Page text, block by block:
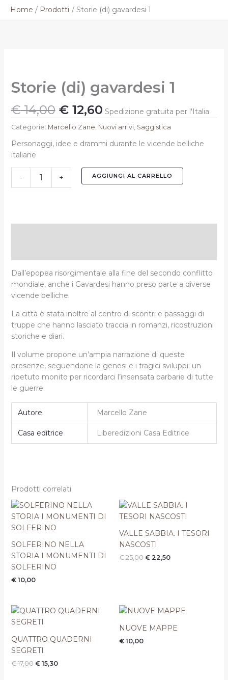
Home Prodotti Storie (di) gavardesi 1
Storie (di) gavardesi 1
€14,00
originale
era:
€ 14,00.
€12,60
attuale
è:
Spedizione gratuita per l'Italia
Categorie: Marcello Zane Nuovi arrivi, Saggistica
Personaggi, idee e drammi durante le vicende belliche
italiane
-
1
+ AGGIUNGI AL CARRELLO
Dall’epopea risorgimentale alla fine del secondo conflitto
mondiale, anche i Gavardesi hanno preso parte a diverse
vicende belliche.
La città è stata inoltre al centro di scontri e passaggi di
truppe che hanno lasciato traccia in romanzi, ricostruzioni
storiche e diari.
Il volume propone un’ampia narrazione di queste
presenze, seguendone la genesi e i tragici sviluppi: un
ripetuto monito per ricordarci l’insensata barbarie di tutte
le guerre.
Autore Marcello Zane
Casa editrice Liberedizioni Casa Editrice
Prodotti correlati
SOLFERINO NELLA
STORIA I MONUMENTI DI
SOLFERINO
€10,00
VALLE SABBIA. I TESORI
NASCOSTI
€25,00
Il
originale
€ 25,00.
€ 22,50
Il
attuale
€ 22,50.
QUATTRO QUADERNI
SEGRETI
€17,00
Il
originale
€ 17,00.
€15,30
Il
prezzo
€ 15,30.
NUOVE MAPPE
€ 10,00